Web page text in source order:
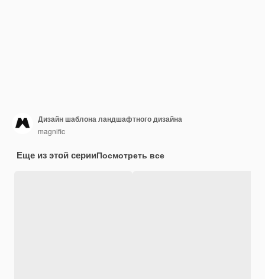
Дизайн шаблона ландшафтного дизайна
magnific
Еще из этой серииПосмотреть все